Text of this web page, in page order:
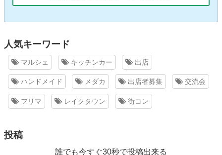
人気キーワード
マルシェ キッチンカー 出店
ハンドメイド メダカ 出店者募集 交流会
フリマ レイクタウン 街コン
投稿
誰でも今すぐ30秒で投稿出来る